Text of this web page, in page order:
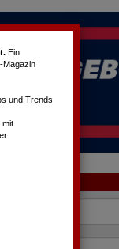
. Ein
Magazin
und Trends
mit